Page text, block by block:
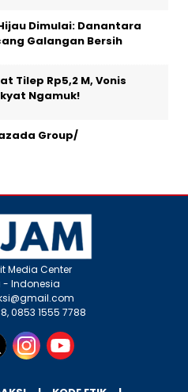
Dimulai: Danantara
Galangan Bersih
Tilep Rp5,2 M, Vonis
Ngamuk!
Group/
Media Center
- Indonesia
0853 1555 7788